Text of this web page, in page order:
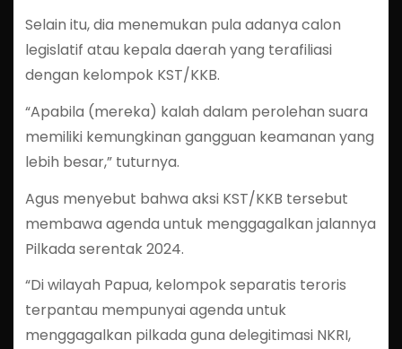
Selain itu, dia menemukan pula adanya calon
legislatif atau kepala daerah yang terafiliasi
dengan kelompok KST/KKB.
“Apabila (mereka) kalah dalam perolehan suara
memiliki kemungkinan gangguan keamanan yang
lebih besar,” tuturnya.
Agus menyebut bahwa aksi KST/KKB tersebut
membawa agenda untuk menggagalkan jalannya
Pilkada serentak 2024.
“Di wilayah Papua, kelompok separatis teroris
terpantau mempunyai agenda untuk
menggagalkan pilkada guna delegitimasi NKRI,